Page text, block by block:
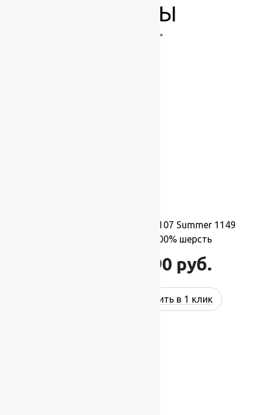
ТОВАРЫ
Ковер шерстяной Квадрат 107 Summer 1149
1,70×1,70 м,квадрат,100% шерсть
31 790 руб.
Купить в 1 клик